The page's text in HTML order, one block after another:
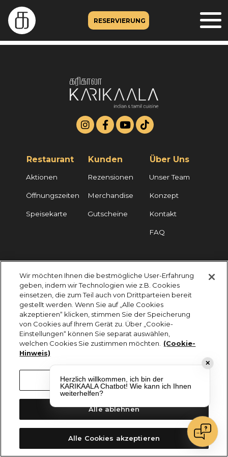
RESERVIERUNG
Restaurant
Aktionen
Öffnungszeiten
Speisekarte
Kunden
Rezensionen
Merchandise
Gutscheine
Über Uns
Unser Team
Konzept
Kontakt
FAQ
KARIKAALA ©2026 - Saily Food Service GmbH
Alle Rechte vorbehalten
Wir möchten Ihnen die bestmögliche User-Erfahrung
geben, indem wir Technologien wie z.B. Cookies
einsetzen, die zum Teil auch von Drittparteien bereit
gestellt werden. Wenn Sie auf „Alle Cookies
akzeptieren“ klicken, stimmen Sie der Speicherung
von Cookies auf Ihrem Gerät zu. Über „Cookie-
Einstellungen“ können Sie separat auswählen,
welchen Cookies Sie zustimmen möchten.
(Cookie-
Hinweis)
Cookie-Einstellungen
Alle ablehnen
Alle Cookies akzeptieren
✕
Herzlich willkommen, ich bin der
KARIKAALA Chatbot! Wie kann ich Ihnen
weiterhelfen?